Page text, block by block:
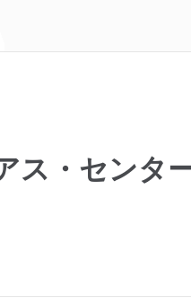
ス・センタ